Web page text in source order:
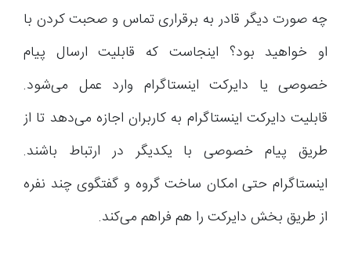
چه صورت دیگر قادر به برقراری تماس و صحبت کردن با
او خواهید بود؟ اینجاست که قابلیت ارسال پیام
خصوصی یا دایرکت اینستاگرام وارد عمل می‌شود.
قابلیت دایرکت اینستاگرام به کاربران اجازه می‌دهد تا از
طریق پیام خصوصی با یکدیگر در ارتباط باشند.
اینستاگرام حتی امکان ساخت گروه و گفتگوی چند نفره
از طریق بخش دایرکت را هم فراهم می‌کند.